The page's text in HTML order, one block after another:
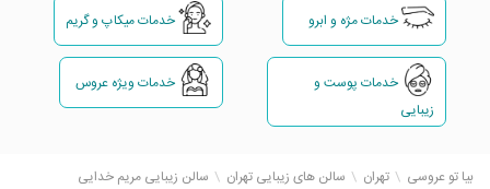
بیا تو عروسی تهران سالن های زیبایی تهران سالن زیبایی مریم خدایی
خدمات مژه و ابرو خدمات میکاپ و گریم
خدمات پوست و
زیبایی
خدمات ویژه عروس